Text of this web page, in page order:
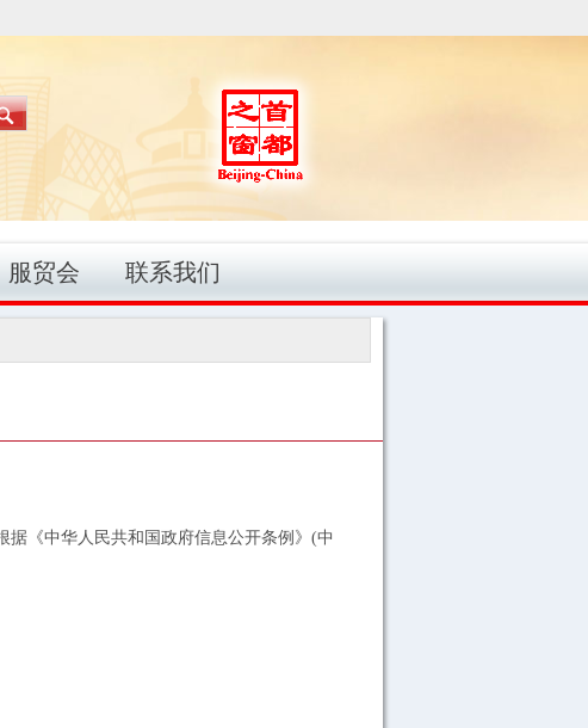
服贸会 联系我们
《中华人民共和国政府信息公开条例》(中